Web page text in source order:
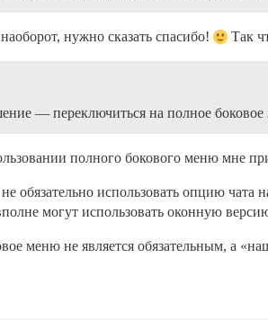
нужно сказать спасибо! Так
— переключиться на полное боковое
полного бокового меню мне
обязательно использовать опцию чата
могут использовать оконную
меню не является обязательным, а